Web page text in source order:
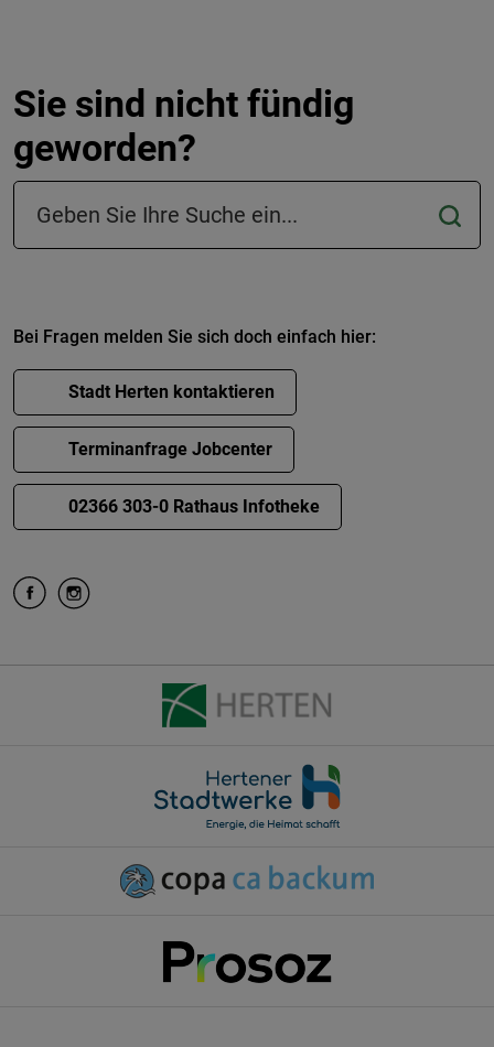
Sie sind nicht fündig
geworden?
Suchfeld in der Fußzeile
Bei Fragen melden Sie sich doch einfach hier:
Stadt Herten kontaktieren
Terminanfrage Jobcenter
02366 303-0 Rathaus Infotheke